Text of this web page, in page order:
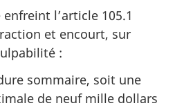
l’article 105.1
et encourt, sur
:
sommaire, soit une
de neuf mille dollars